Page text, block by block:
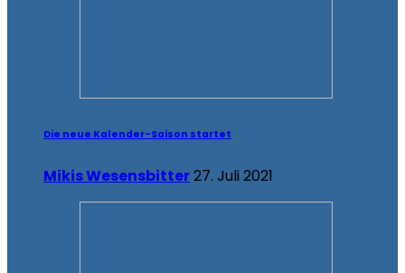
Die neue Kalender-Saison startet
Mikis Wesensbitter27. Juli 2021